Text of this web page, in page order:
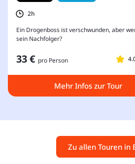
2h
Ein Drogenboss ist verschwunden, aber
sein Nachfolger?
33 € pro Person
Mehr Infos zur Tour
Zu allen Touren in